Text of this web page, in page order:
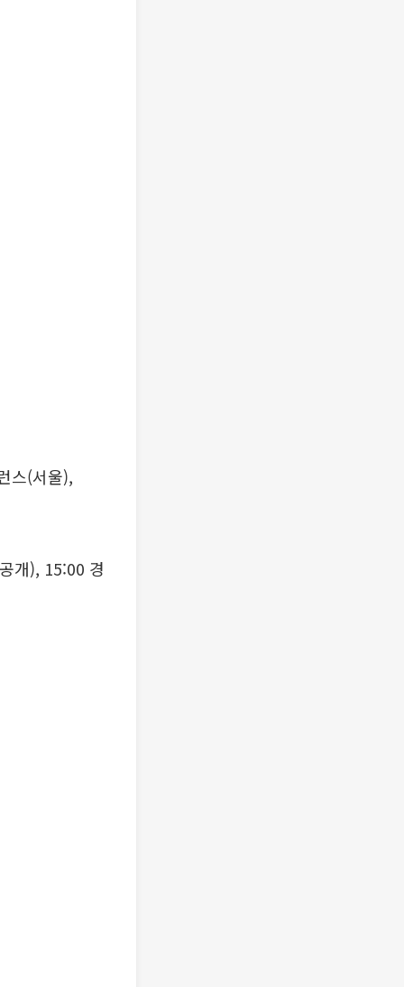
스(서울),
개), 15:00 경